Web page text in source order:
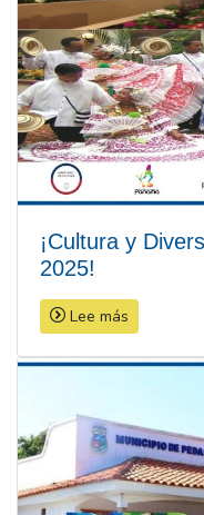
¡Cultura y
2025!
Lee más